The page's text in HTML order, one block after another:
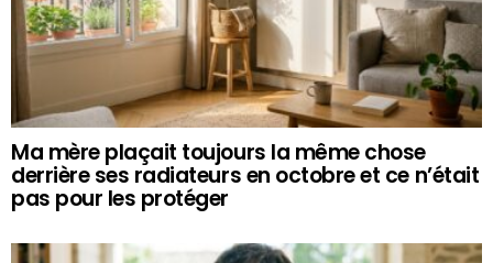
Ma mère plaçait toujours la même chose
derrière ses radiateurs en octobre et ce n’était
pas pour les protéger